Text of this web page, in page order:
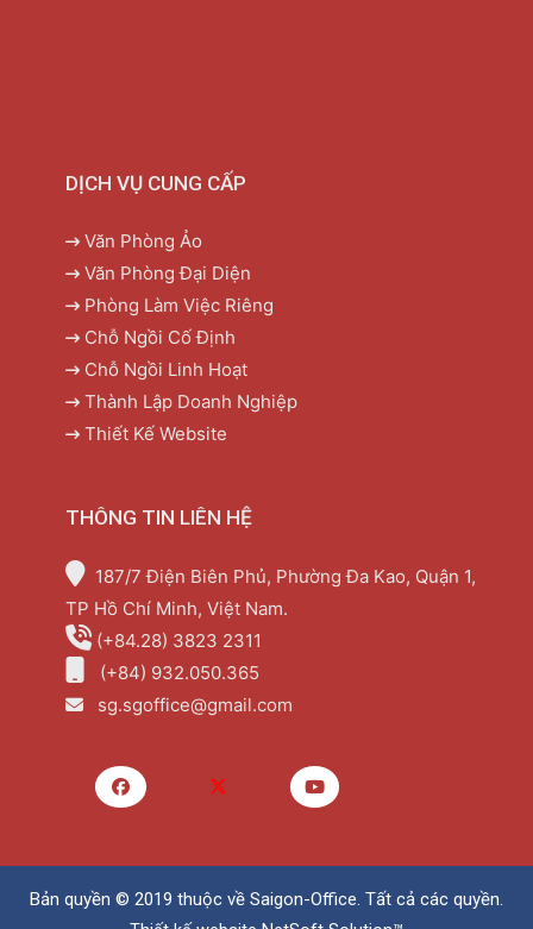
DỊCH VỤ CUNG CẤP
Văn Phòng Ảo
Văn Phòng Đại Diện
Phòng Làm Việc Riêng
Chỗ Ngồi Cố Định
Chỗ Ngồi Linh Hoạt
Thành Lập Doanh Nghiệp
Thiết Kế Website
THÔNG TIN LIÊN HỆ
187/7 Điện Biên Phủ, Phường Đa Kao, Quận 1,
TP Hồ Chí Minh, Việt Nam.
(+84.28) 3823 2311
(+84) 932.050.365
sg.sgoffice@gmail.com
Bản quyền © 2019 thuộc về Saigon-Office. Tất cả các quyền.